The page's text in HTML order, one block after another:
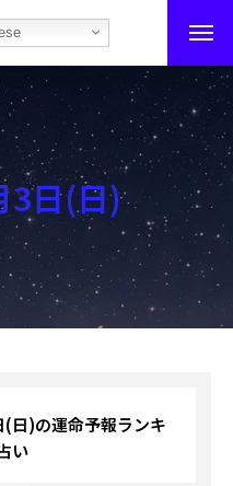
3日(日)
日)の運命予報ランキ
い